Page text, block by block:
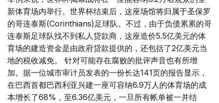
新体育场内举行。世界杯结束后，这座场馆将归属于圣保罗
的哥连泰斯(Corinthians)足球队。不过，由于负债累累的哥
连泰斯足球队找不到私人贷款商，这座造价5.5亿美元的体
育场的建造资金是由政府贷款提供的，还包括了2亿美元当
地的税收减免。 针对可能存在腐败的批评声音也有所增
加。据一位城市审计员发表的一份长达141页的报告显示，
在巴西首都巴西利亚兴建一座可容纳6.9万人的体育场的成
本增长了68%，至6.36亿美元，一旦所有帐单被一并结